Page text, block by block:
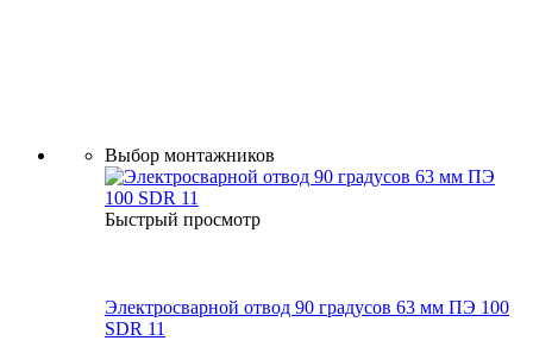
Выбор монтажников
Быстрый просмотр
Электросварной отвод 90 градусов 63 мм ПЭ 100
SDR 11